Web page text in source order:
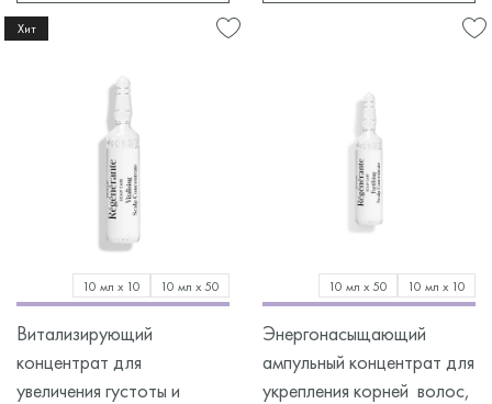
Хит
10 мл х 10 10 мл х 50
Витализирующий
концентрат для
увеличения густоты и
10 мл х 50 10 мл х 10
Энергонасыщающий
ампульный концентрат для
укрепления корней волос,